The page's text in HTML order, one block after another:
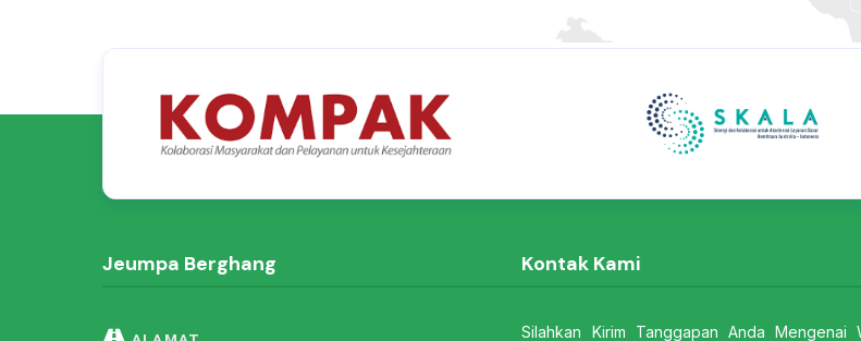
Jeumpa Berghang Kontak Kami
Silahkan Kirim Tanggapan Anda Mengenai